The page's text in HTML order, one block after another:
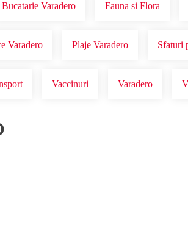
Bucatarie Varadero Fauna si Flora
Varadero Plaje Varadero Sfaturi
Vaccinuri Varadero